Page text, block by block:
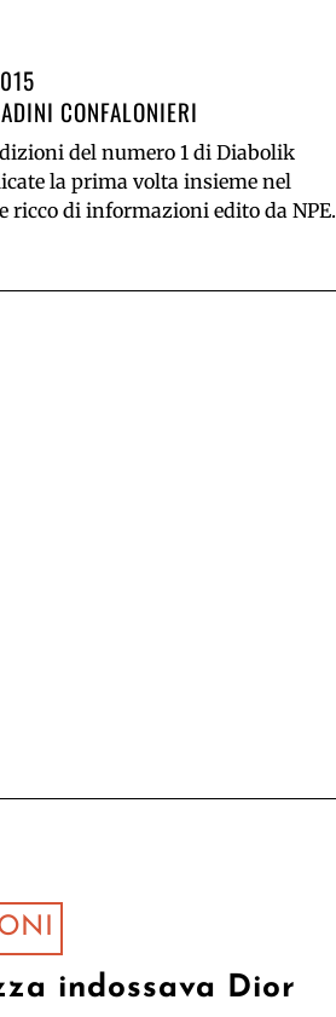
CONFALONIERI
del numero 1 di Diabolik
la prima volta insieme nel
ricco di informazioni edito da NPE.
indossava Dior